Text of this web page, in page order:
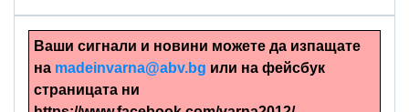
Ваши сигнали и новини можете да изпащате
на madeinvarna@abv.bg или на фейсбук
страницата ни